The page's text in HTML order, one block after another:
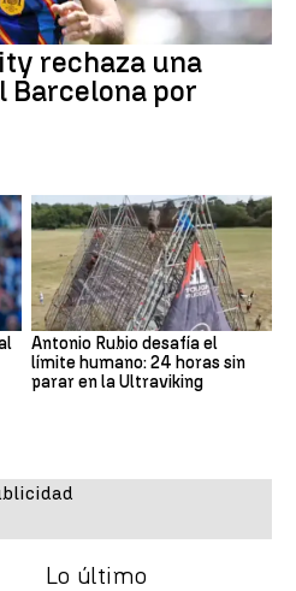
rechaza una
por
Antonio Rubio desafía el
límite humano: 24 horas sin
parar en la Ultraviking
Lo último